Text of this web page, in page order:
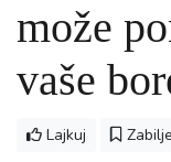
može
vaše
Lajkuj